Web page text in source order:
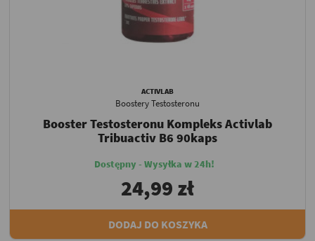
ACTIVLAB
Boostery Testosteronu
Booster Testosteronu Kompleks Activlab
Tribuactiv B6 90kaps
Dostępny - Wysyłka w 24h!
24,99 zł
DODAJ DO KOSZYKA